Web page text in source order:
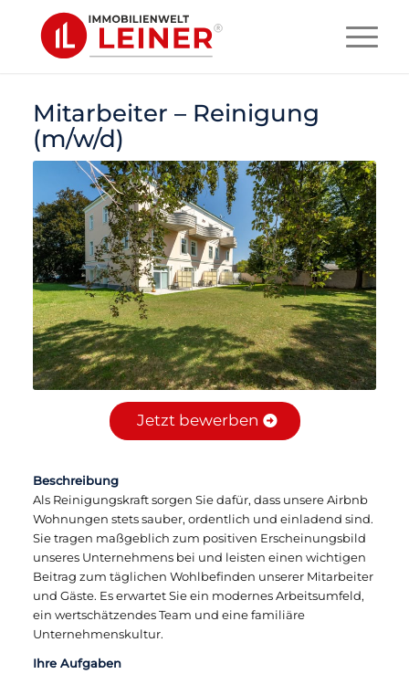
Mitarbeiter – Reinigung
(m/w/d)
Jetzt bewerben
Beschreibung
Als Reinigungskraft sorgen Sie dafür, dass unsere Airbnb
Wohnungen stets sauber, ordentlich und einladend sind.
Sie tragen maßgeblich zum positiven Erscheinungsbild
unseres Unternehmens bei und leisten einen wichtigen
Beitrag zum täglichen Wohlbefinden unserer Mitarbeiter
und Gäste. Es erwartet Sie ein modernes Arbeitsumfeld,
ein wertschätzendes Team und eine familiäre
Unternehmenskultur.
Ihre Aufgaben